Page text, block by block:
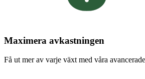
Maximera avkastningen
Få ut mer av varje växt med våra